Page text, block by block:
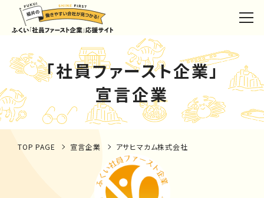
「社員ファースト企業」
宣言企業
TOP PAGE 宣言企業 アサヒマカム株式会社